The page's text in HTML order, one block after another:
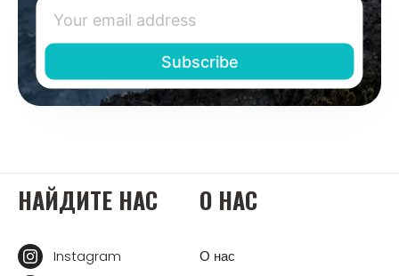
НАЙДИТЕ НАС
Instagram
О НАС
О нас